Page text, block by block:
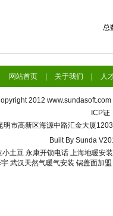
总
网站首页 关于我们 人
2012 www.sundasoft.com
ICP证
明市高新区海源中路汇金大厦
Built By Sunda
小土豆 永康开锁电话 上海地暖安装
武汉天然气暖气安装 锅盖面加盟